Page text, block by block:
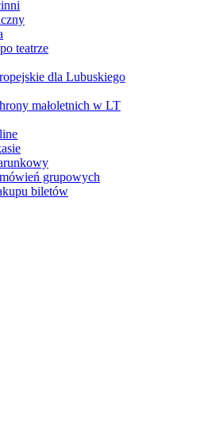
teatrze
dla Lubuskiego
małoletnich w LT
grupowych
biletów